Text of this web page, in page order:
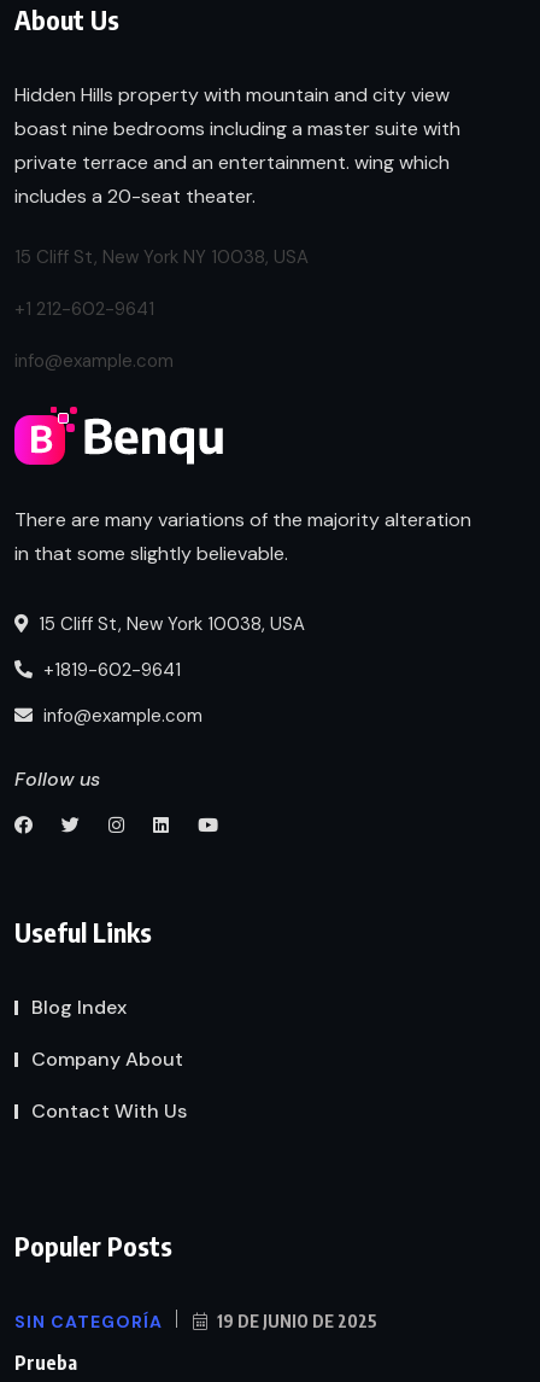
About Us
Hidden Hills property with mountain and city view
boast nine bedrooms including a master suite with
private terrace and an entertainment. wing which
includes a 20-seat theater.
15 Cliff St, New York NY 10038, USA
+1 212-602-9641
info@example.com
There are many variations of the majority alteration
in that some slightly believable.
15 Cliff St, New York 10038, USA
+1819-602-9641
info@example.com
Follow us
Useful Links
Blog Index
Company About
Contact With Us
Populer Posts
SIN CATEGORÍA 19 DE JUNIO DE 2025
Prueba